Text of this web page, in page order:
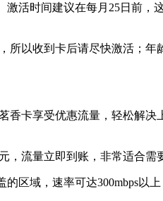
活时间建议在每月25日前，
以收到卡后请尽快激活；
卡享受优惠流量，轻松解
流量立即到账，非常适合需
区域，速率可达300mbps以上